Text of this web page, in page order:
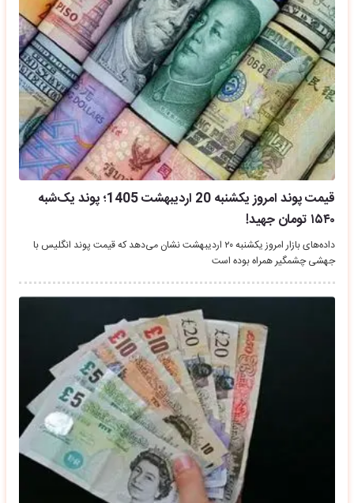
قیمت پوند امروز یکشنبه 20 اردیبهشت 1405؛ پوند یک‌شبه
۱۵۴۰ تومان جهید!
داده‌های بازار امروز یکشنبه ۲۰ اردیبهشت نشان می‌دهد که قیمت پوند انگلیس با
جهشی چشمگیر همراه بوده است